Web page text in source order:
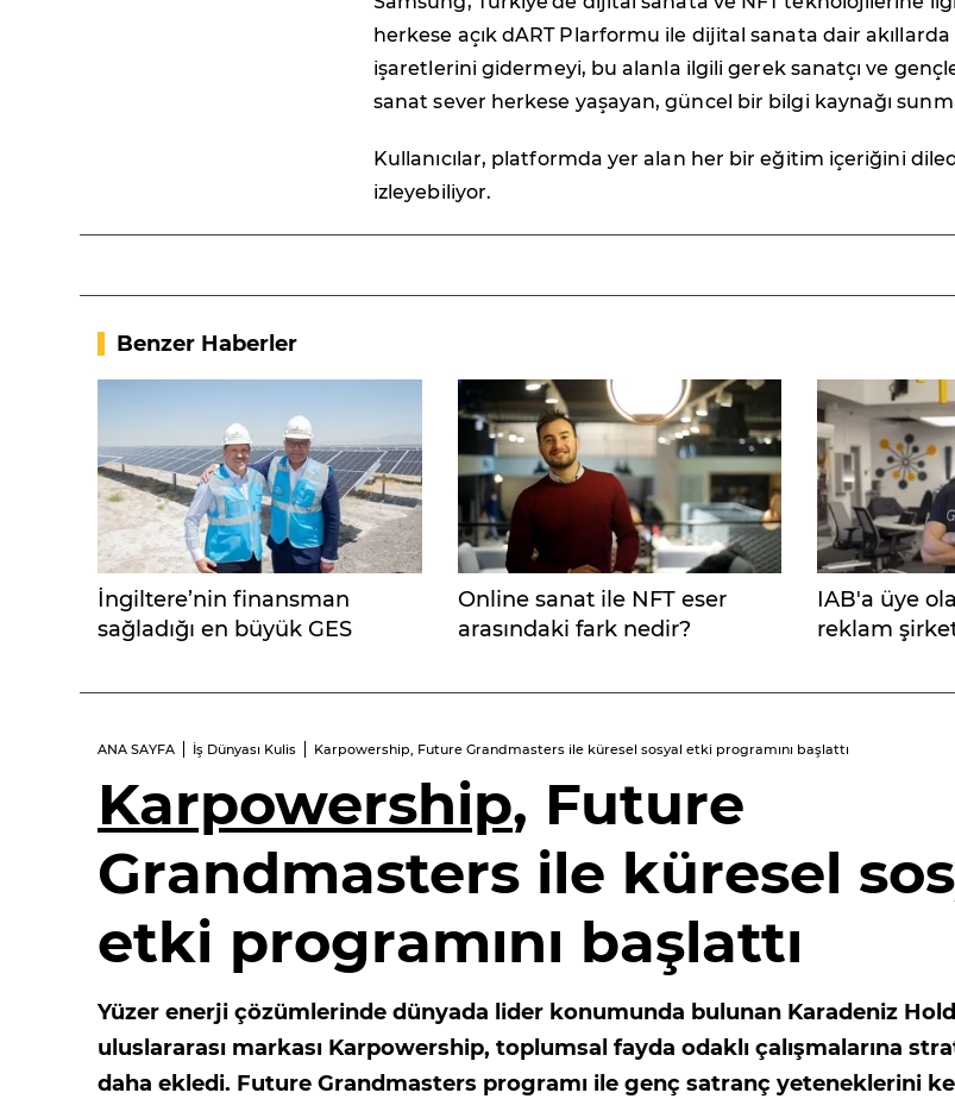
herkese açık dART Plarformu ile dijital sanata dair
işaretlerini gidermeyi, bu alanla ilgili gerek sanatçı ve
sanat sever herkese yaşayan, güncel bir bilgi kaynağı
Kullanıcılar, platformda yer alan her bir eğitim içeriğini
izleyebiliyor.
Benzer Haberler
İngiltere’nin finansman
sağladığı en büyük GES
Online sanat ile NFT eser
arasındaki fark nedir?
IAB'a üye
reklam
ANA SAYFA İş Dünyası Kulis Karpowership, Future Grandmasters ile küresel sosyal etki programını başlattı
Karpowership, Future
Grandmasters ile küresel
etki programını başlattı
Yüzer enerji çözümlerinde dünyada lider konumunda bulunan Karadeniz
uluslararası markası Karpowership, toplumsal fayda odaklı çalışmalarına
daha ekledi. Future Grandmasters programı ile genç satranç yeteneklerini